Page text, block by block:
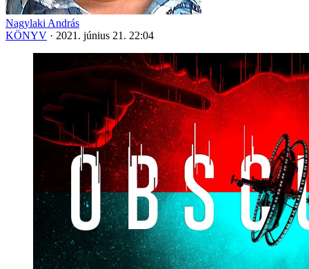
Nagylaki András
KÖNYV · 2021. június 21. 22:04